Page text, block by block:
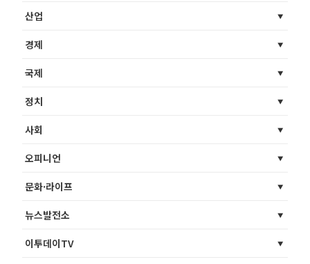
산업
경제
국제
정치
사회
오피니언
문화·라이프
뉴스발전소
이투데이TV